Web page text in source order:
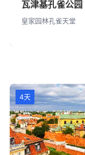
瓦津基孔雀公园
皇家园林孔雀天堂
4天